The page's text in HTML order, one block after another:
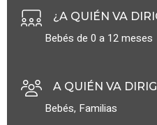
¿A QUIÉN VA
Bebés de 0 a 12 meses
A QUIÉN VA
Bebés, Familias